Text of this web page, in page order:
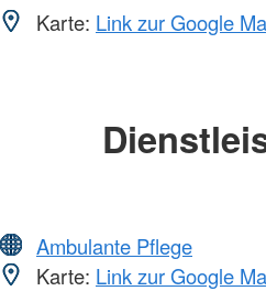
Karte: Link zur Google
Ambulante Pflege
Karte: Link zur Google